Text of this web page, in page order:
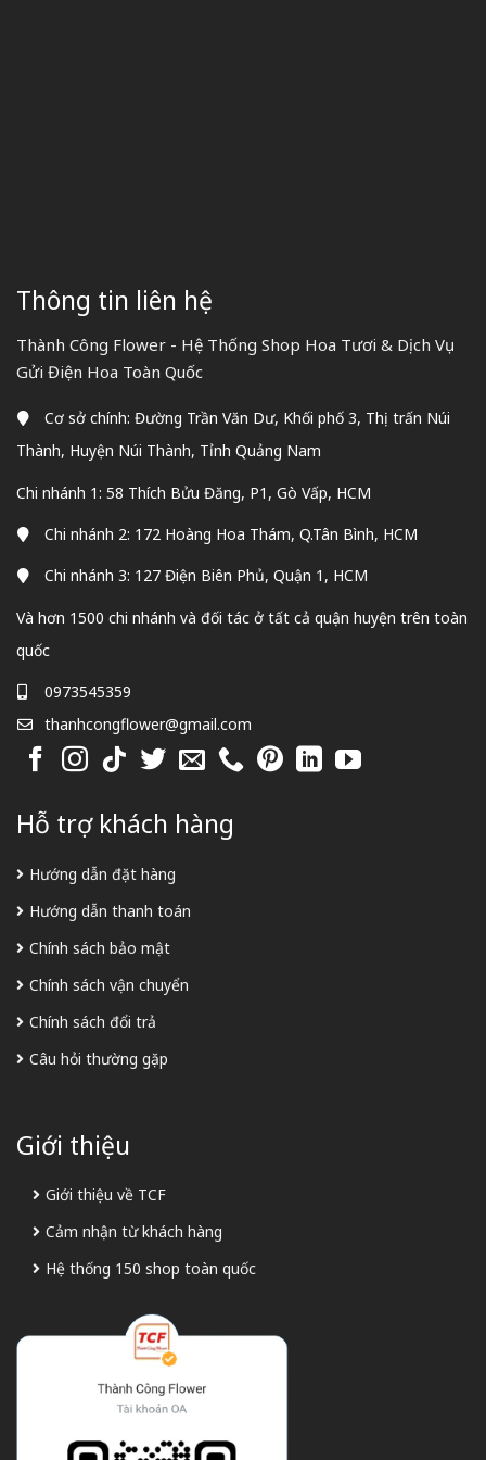
Thông tin liên hệ
Thành Công Flower - Hệ Thống Shop Hoa Tươi & Dịch Vụ
Gửi Điện Hoa Toàn Quốc
Cơ sở chính: Đường Trần Văn Dư, Khối phố 3, Thị trấn Núi
Thành, Huyện Núi Thành, Tỉnh Quảng Nam
Chi nhánh 1: 58 Thích Bửu Đăng, P1, Gò Vấp, HCM
Chi nhánh 2: 172 Hoàng Hoa Thám, Q.Tân Bình, HCM
Chi nhánh 3: 127 Điện Biên Phủ, Quận 1, HCM
Và hơn 1500 chi nhánh và đối tác ở tất cả quận huyện trên toàn
quốc
0973545359
thanhcongflower@gmail.com
Hỗ trợ khách hàng
Hướng dẫn đặt hàng
Hướng dẫn thanh toán
Chính sách bảo mật
Chính sách vận chuyển
Chính sách đổi trả
Câu hỏi thường gặp
Giới thiệu
Giới thiệu về TCF
Cảm nhận từ khách hàng
Hệ thống 150 shop toàn quốc